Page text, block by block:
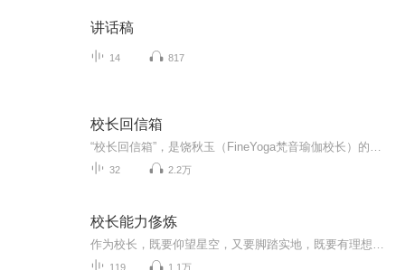
讲话稿
14 817
校长回信箱
32 2.2万
校长能力俢炼
119 1.1万